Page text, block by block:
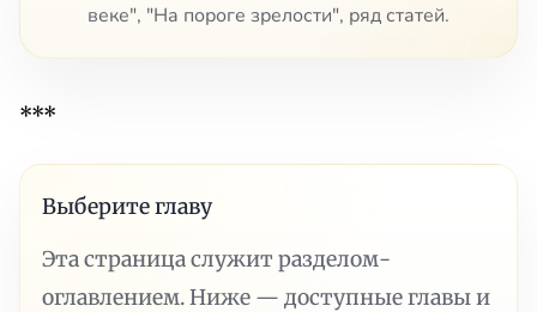
веке", "На пороге зрелости", ряд статей.
***
Выберите главу
Эта страница служит разделом-
оглавлением. Ниже — доступные главы и